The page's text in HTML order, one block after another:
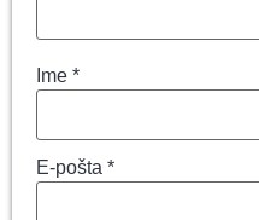
Ime *
E-pošta *